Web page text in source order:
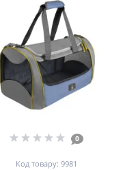
0
Код товару: 9981